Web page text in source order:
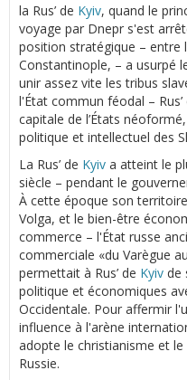
la Rus’ de Kyiv, quand le
voyage par Dnepr s'est
position stratégique – entre
Constantinople, – a usurpé
unir assez vite les tribus
l'État commun féodal – Rus’
capitale de l’États
politique et intellectuel des
La Rus’ de Kyiv a atteint le
siècle – pendant le
À cette époque son
Volga, et le bien-être
commerce – l'État russe
commerciale «du Varègue
permettait à Rus’ de Kyiv de
politique et économiques
Occidentale. Pour affermir
influence à l'arène
adopte le christianisme et
Russie.